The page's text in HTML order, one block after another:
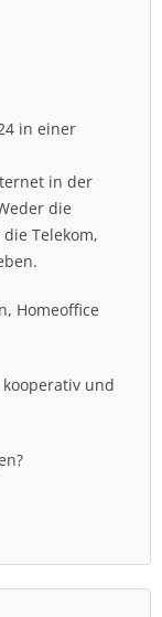
in einer
in der
die
Telekom,
Homeoffice
und